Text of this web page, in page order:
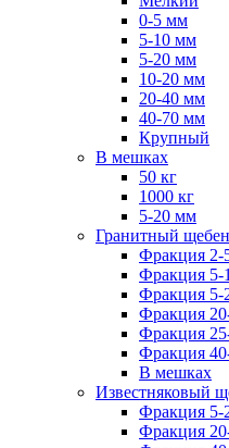
0-5 мм
5-10 мм
5-20 мм
10-20 мм
20-40 мм
40-70 мм
Крупный
В мешках
50 кг
1000 кг
5-20 мм
Гранитный
Фракция 2-
Фракция 5-
Фракция 5-
Фракция
Фракция
Фракция
В мешках
Известняковый
Фракция 5-
Фракция